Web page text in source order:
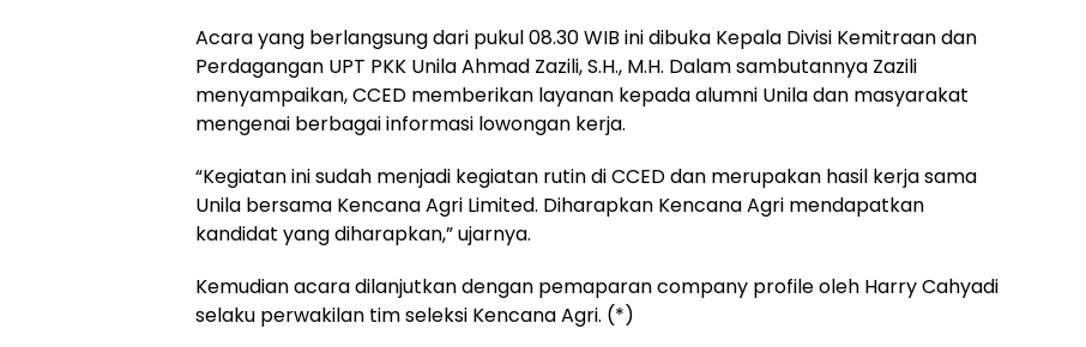
Acara yang berlangsung dari pukul 08.30 WIB ini dibuka Kepala Divisi Kemitraan dan
Perdagangan UPT PKK Unila Ahmad Zazili, S.H., M.H. Dalam sambutannya Zazili
menyampaikan, CCED memberikan layanan kepada alumni Unila dan masyarakat
mengenai berbagai informasi lowongan kerja.
“Kegiatan ini sudah menjadi kegiatan rutin di CCED dan merupakan hasil kerja sama
Unila bersama Kencana Agri Limited. Diharapkan Kencana Agri mendapatkan
kandidat yang diharapkan,” ujarnya.
Kemudian acara dilanjutkan dengan pemaparan company profile oleh Harry Cahyadi
selaku perwakilan tim seleksi Kencana Agri. (*)